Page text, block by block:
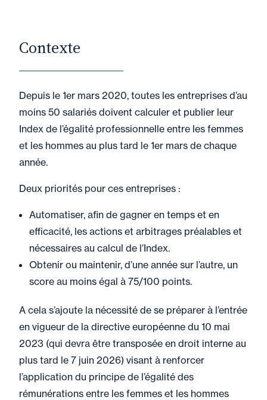
Contexte
Depuis le 1er mars 2020, toutes les entreprises d’au
moins 50 salariés doivent calculer et publier leur
Index de l’égalité professionnelle entre les femmes
et les hommes au plus tard le 1er mars de chaque
année.
Deux priorités pour ces entreprises :
Automatiser, afin de gagner en temps et en
efficacité, les actions et arbitrages préalables et
nécessaires au calcul de l’Index.
Obtenir ou maintenir, d’une année sur l’autre, un
score au moins égal à 75/100 points.
A cela s’ajoute la nécessité de se préparer à l’entrée
en vigueur de la directive européenne du 10 mai
2023 (qui devra être transposée en droit interne au
plus tard le 7 juin 2026) visant à renforcer
l’application du principe de l’égalité des
rémunérations entre les femmes et les hommes